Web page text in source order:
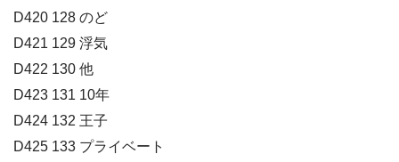
D420 128 のど
D421 129 浮気
D422 130 他
D423 131 10年
D424 132 王子
D425 133 プライベート